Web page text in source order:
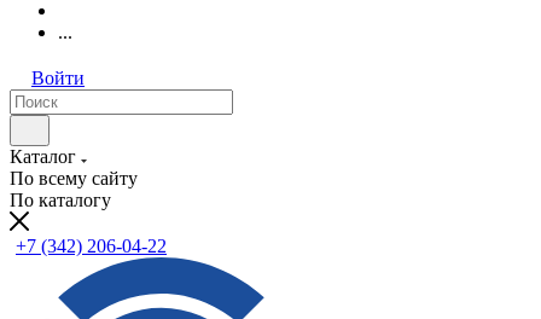
...
Войти
Каталог
По всему сайту
По каталогу
+7 (342) 206-04-22